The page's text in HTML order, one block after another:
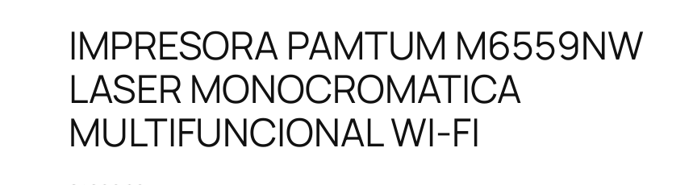
IMPRESORA PAMTUM M6559NW
LASER MONOCROMATICA
MULTIFUNCIONAL WI-FI